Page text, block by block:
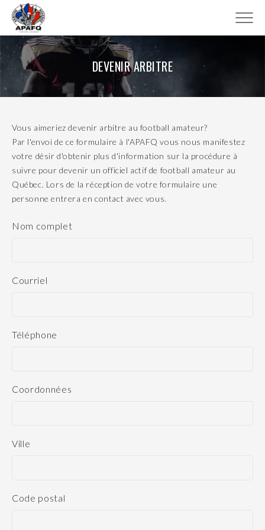
DEVENIR ARBITRE
Vous aimeriez devenir arbitre au football amateur?
Par l'envoi de ce formulaire à l'APAFQ vous nous manifestez
votre désir d'obtenir plus d'information sur la procédure à
suivre pour devenir un officiel actif de football amateur au
Québec. Lors de la réception de votre formulaire une
personne entrera en contact avec vous.
Nom complet
Courriel
Téléphone
Coordonnées
Ville
Code postal